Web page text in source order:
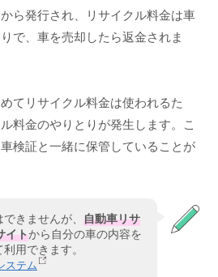
ら発行され、リサイクル料金は車
で、車を売却したら返金されま
てリサイクル料金は使われるた
料金のやりとりが発生します。こ
検証と一緒に保管していることが
きませんが、 自動車リサ
イトから自分の車の内容を
用できます。
ステム